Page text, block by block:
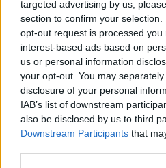
targeted advertising by us,
section to confirm your
opt-out request is processed you
interest-based ads based on
us or personal information
your opt-out. You may
disclosure of your personal
IAB’s list of downstream
also be disclosed by us to third
Downstream Participants that
zajímavosti o lovné zvěři. Zbraně
22. července, sběratel Milan
Zahraniční dobrovolníci
Grabštejn
14.7.2016 12:43 | LIBEREC (ČTK)
pomáhat do Liberce spolku